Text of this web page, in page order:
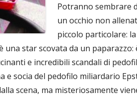
Potranno sembrare
un occhio non
piccolo particolare:
una star scovata da un paparazzo:
e incredibili scandali di
e socia del pedofilo miliardario
scena, ma misteriosamente